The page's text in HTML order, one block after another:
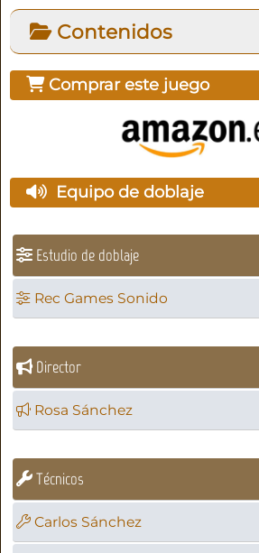
Contenidos
Comprar este juego
Equipo de doblaje
Estudio de doblaje
Rec Games Sonido
Director
Rosa Sánchez
Técnicos
Carlos Sánchez